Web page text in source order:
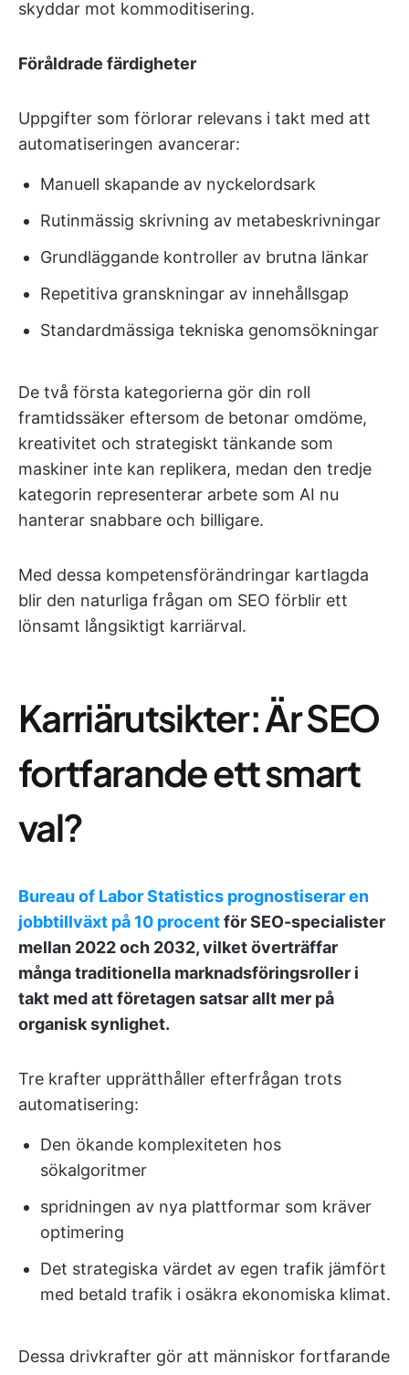
skyddar mot kommoditisering.
Föråldrade färdigheter
Uppgifter som förlorar relevans i takt med att
automatiseringen avancerar:
Manuell skapande av nyckelordsark
Rutinmässig skrivning av metabeskrivningar
Grundläggande kontroller av brutna länkar
Repetitiva granskningar av innehållsgap
Standardmässiga tekniska genomsökningar
De två första kategorierna gör din roll
framtidssäker eftersom de betonar omdöme,
kreativitet och strategiskt tänkande som
maskiner inte kan replikera, medan den tredje
kategorin representerar arbete som AI nu
hanterar snabbare och billigare.
Med dessa kompetensförändringar kartlagda
blir den naturliga frågan om SEO förblir ett
lönsamt långsiktigt karriärval.
Karriärutsikter: Är SEO
fortfarande ett smart
val?
Bureau of Labor Statistics prognostiserar en
jobbtillväxt på 10 procentför SEO-specialister
mellan 2022 och 2032, vilket överträffar
många traditionella marknadsföringsroller i
takt med att företagen satsar allt mer på
organisk synlighet.
Tre krafter upprätthåller efterfrågan trots
automatisering:
Den ökande komplexiteten hos
sökalgoritmer
spridningen av nya plattformar som kräver
optimering
Det strategiska värdet av egen trafik jämfört
med betald trafik i osäkra ekonomiska klimat.
Dessa drivkrafter gör att människor fortfarande